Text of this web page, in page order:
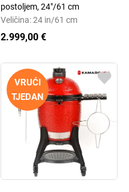
postoljem, 24"/61 cm
Veličina: 24 in/61 cm
2.999,00 €
VRUĆI
TJEDAN